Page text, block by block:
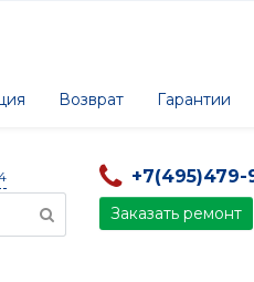
Возврат Гарантии
+7(495)479-
Заказать ремонт